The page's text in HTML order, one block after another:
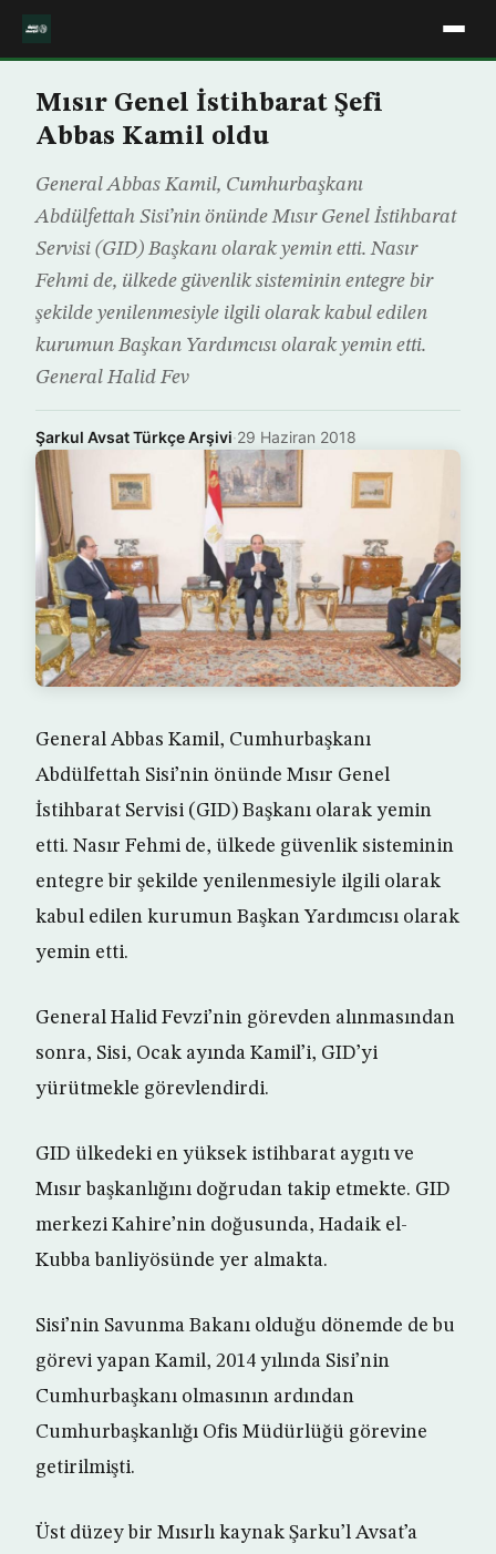
Mısır Genel İstihbarat Şefi
Abbas Kamil oldu
General Abbas Kamil, Cumhurbaşkanı
Abdülfettah Sisi’nin önünde Mısır Genel İstihbarat
Servisi (GID) Başkanı olarak yemin etti. Nasır
Fehmi de, ülkede güvenlik sisteminin entegre bir
şekilde yenilenmesiyle ilgili olarak kabul edilen
kurumun Başkan Yardımcısı olarak yemin etti.
General Halid Fev
Şarkul Avsat Türkçe Arşivi·29 Haziran 2018
General Abbas Kamil, Cumhurbaşkanı
Abdülfettah Sisi’nin önünde Mısır Genel
İstihbarat Servisi (GID) Başkanı olarak yemin
etti. Nasır Fehmi de, ülkede güvenlik sisteminin
entegre bir şekilde yenilenmesiyle ilgili olarak
kabul edilen kurumun Başkan Yardımcısı olarak
yemin etti.
General Halid Fevzi’nin görevden alınmasından
sonra, Sisi, Ocak ayında Kamil’i, GID’yi
yürütmekle görevlendirdi.
GID ülkedeki en yüksek istihbarat aygıtı ve
Mısır başkanlığını doğrudan takip etmekte. GID
merkezi Kahire’nin doğusunda, Hadaik el-
Kubba banliyösünde yer almakta.
Sisi’nin Savunma Bakanı olduğu dönemde de bu
görevi yapan Kamil, 2014 yılında Sisi’nin
Cumhurbaşkanı olmasının ardından
Cumhurbaşkanlığı Ofis Müdürlüğü görevine
getirilmişti.
Üst düzey bir Mısırlı kaynak Şarku’l Avsat’a